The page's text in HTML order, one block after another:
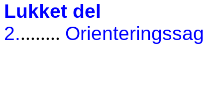
Lukket del
2......... Orienteringssag